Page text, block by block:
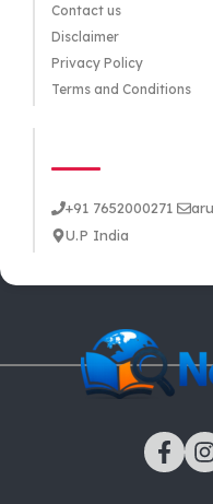
Contact us
Disclaimer
Privacy Policy
Terms and Conditions
+91 7652000271
U.P India